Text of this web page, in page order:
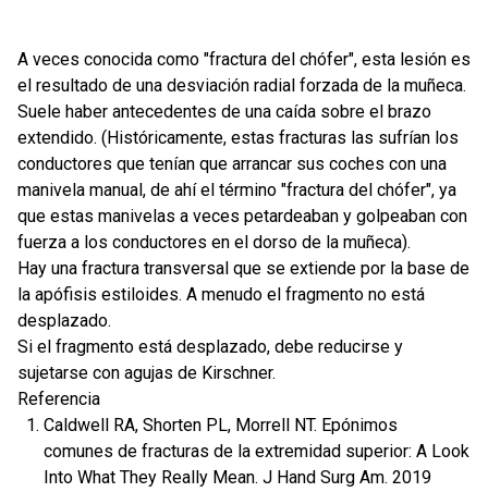
A veces conocida como "fractura del chófer", esta lesión es
el resultado de una desviación radial forzada de la muñeca.
Suele haber antecedentes de una caída sobre el brazo
extendido. (Históricamente, estas fracturas las sufrían los
conductores que tenían que arrancar sus coches con una
manivela manual, de ahí el término "fractura del chófer", ya
que estas manivelas a veces petardeaban y golpeaban con
fuerza a los conductores en el dorso de la muñeca).
Hay una fractura transversal que se extiende por la base de
la apófisis estiloides. A menudo el fragmento no está
desplazado.
Si el fragmento está desplazado, debe reducirse y
sujetarse con agujas de Kirschner.
Referencia
Caldwell RA, Shorten PL, Morrell NT. Epónimos
comunes de fracturas de la extremidad superior: A Look
Into What They Really Mean. J Hand Surg Am. 2019